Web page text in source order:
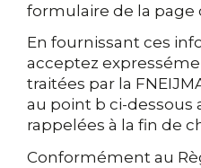
formulaire de la page
En fournissant ces
acceptez
traitées par la
au point b ci-dessous
rappelées à la fin de
Conformément au